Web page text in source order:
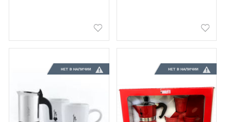
НЕТ В НАЛИЧИИ НЕТ В НАЛИЧИИ